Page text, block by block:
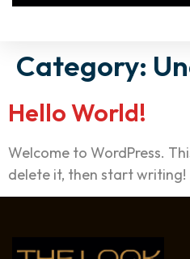
Category:
Hello World!
Welcome to WordPress.
delete it, then start writing!